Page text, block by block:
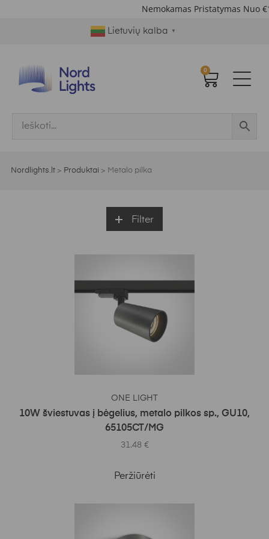
Nemokamas Pristatymas Nuo
Lietuvių kalba ▼
0
Nordlights.lt > Produktai > Metalo pilka
Filter
ONE LIGHT
10W šviestuvas į bėgelius, metalo pilkos sp., GU10,
65105CT/MG
31.48 €
Peržiūrėti